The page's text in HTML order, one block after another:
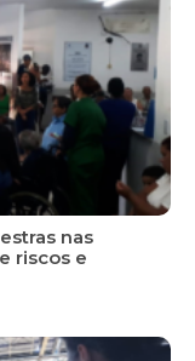
nas
riscos e